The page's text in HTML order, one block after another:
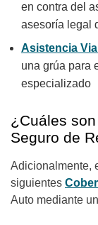
en contra del
asesoría legal
Asistencia Vial
una grúa para
especializado
¿Cuáles
Seguro de
Adicionalmente,
siguientes
Auto mediante